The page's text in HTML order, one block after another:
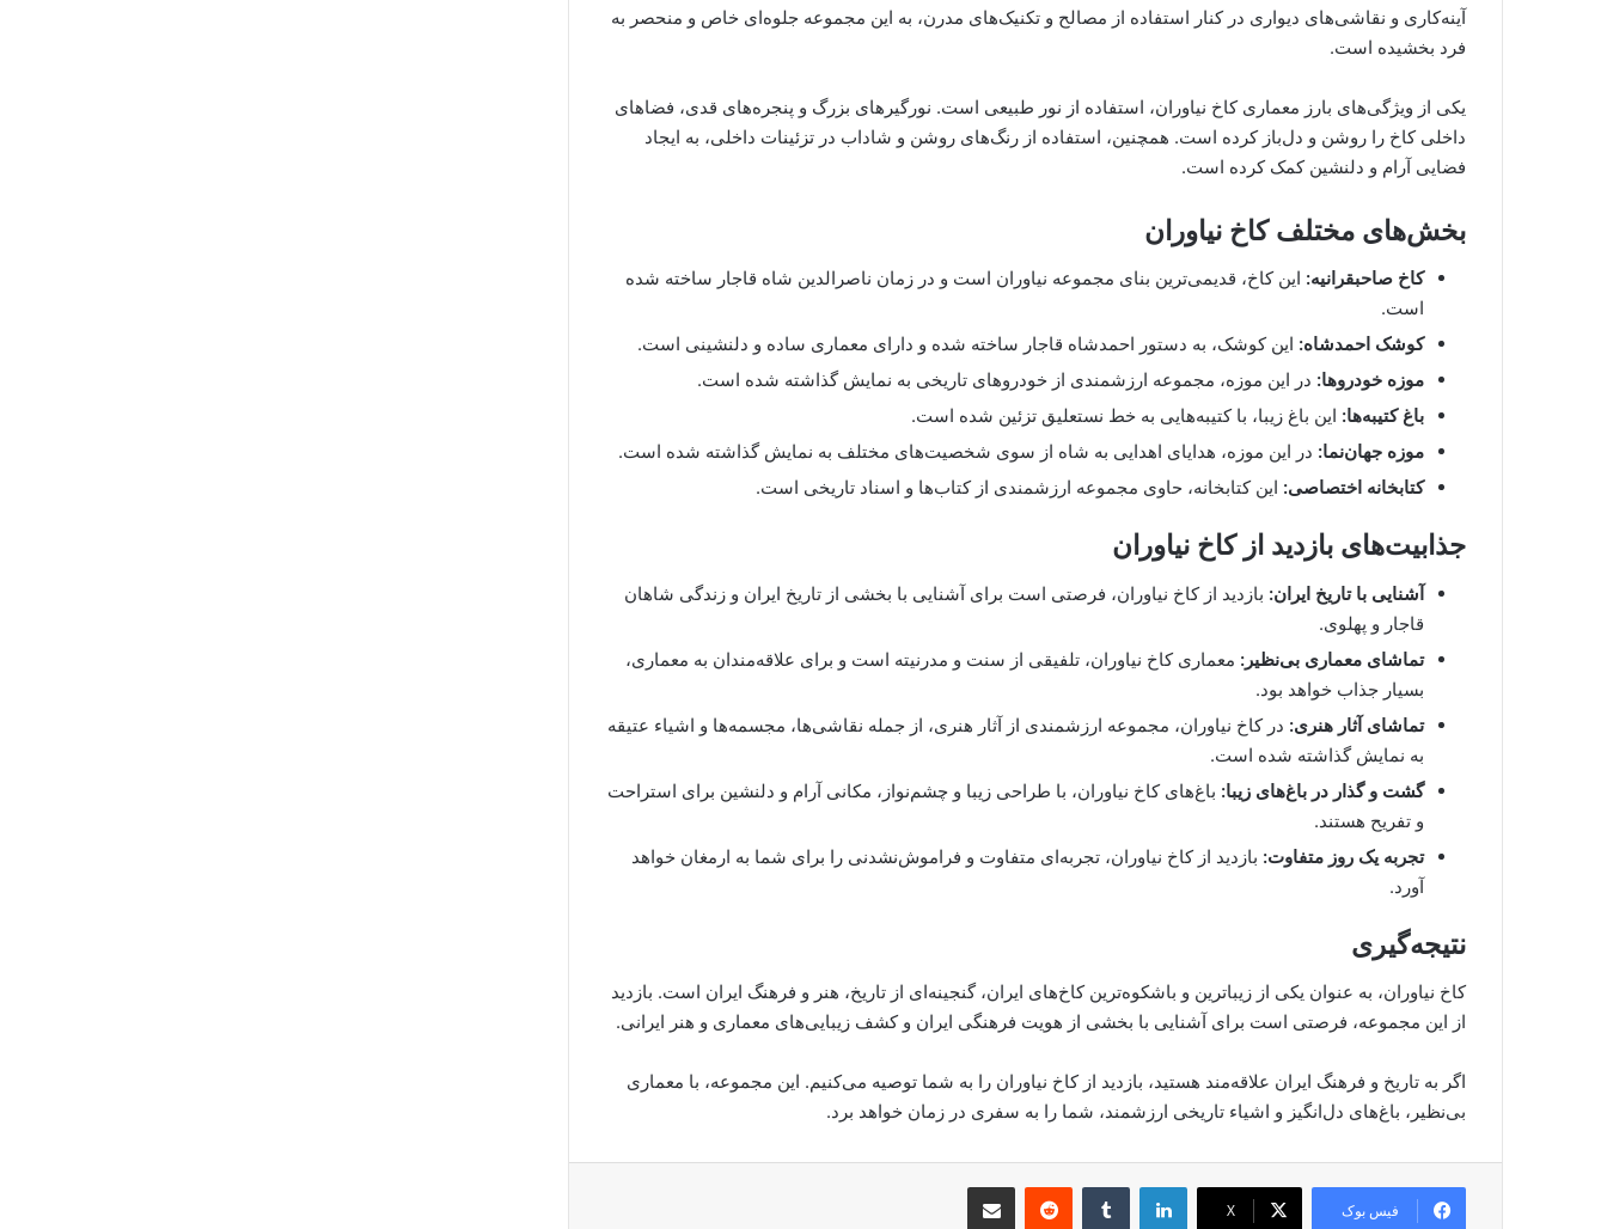
آینه‌کاری و نقاشی‌های دیواری در کنار استفاده از مصالح و تکنیک‌های مدرن، به این مجموعه جلوه‌ای خاص و منحصر به
فرد بخشیده است.
یکی از ویژگی‌های بارز معماری کاخ نیاوران، استفاده از نور طبیعی است. نورگیرهای بزرگ و پنجره‌های قدی، فضاهای
داخلی کاخ را روشن و دل‌باز کرده است. همچنین، استفاده از رنگ‌های روشن و شاداب در تزئینات داخلی، به ایجاد
فضایی آرام و دلنشین کمک کرده است.
بخش‌های مختلف کاخ نیاوران
کاخ صاحبقرانیه: این کاخ، قدیمی‌ترین بنای مجموعه نیاوران است و در زمان ناصرالدین شاه قاجار ساخته شده
است.
کوشک احمدشاه: این کوشک، به دستور احمدشاه قاجار ساخته شده و دارای معماری ساده و دلنشینی است.
موزه خودروها: در این موزه، مجموعه ارزشمندی از خودروهای تاریخی به نمایش گذاشته شده است.
باغ کتیبه‌ها: این باغ زیبا، با کتیبه‌هایی به خط نستعلیق تزئین شده است.
موزه جهان‌نما: در این موزه، هدایای اهدایی به شاه از سوی شخصیت‌های مختلف به نمایش گذاشته شده است.
کتابخانه اختصاصی: این کتابخانه، حاوی مجموعه ارزشمندی از کتاب‌ها و اسناد تاریخی است.
جذابیت‌های بازدید از کاخ نیاوران
آشنایی با تاریخ ایران: بازدید از کاخ نیاوران، فرصتی است برای آشنایی با بخشی از تاریخ ایران و زندگی شاهان
قاجار و پهلوی.
تماشای معماری بی‌نظیر: معماری کاخ نیاوران، تلفیقی از سنت و مدرنیته است و برای علاقه‌مندان به معماری،
بسیار جذاب خواهد بود.
تماشای آثار هنری: در کاخ نیاوران، مجموعه ارزشمندی از آثار هنری، از جمله نقاشی‌ها، مجسمه‌ها و اشیاء عتیقه
به نمایش گذاشته شده است.
گشت و گذار در باغ‌های زیبا: باغ‌های کاخ نیاوران، با طراحی زیبا و چشم‌نواز، مکانی آرام و دلنشین برای استراحت
و تفریح هستند.
تجربه یک روز متفاوت: بازدید از کاخ نیاوران، تجربه‌ای متفاوت و فراموش‌نشدنی را برای شما به ارمغان خواهد
آورد.
نتیجه‌گیری
کاخ نیاوران، به عنوان یکی از زیباترین و باشکوه‌ترین کاخ‌های ایران، گنجینه‌ای از تاریخ، هنر و فرهنگ ایران است. بازدید
از این مجموعه، فرصتی است برای آشنایی با بخشی از هویت فرهنگی ایران و کشف زیبایی‌های معماری و هنر ایرانی.
اگر به تاریخ و فرهنگ ایران علاقه‌مند هستید، بازدید از کاخ نیاوران را به شما توصیه می‌کنیم. این مجموعه، با معماری
بی‌نظیر، باغ‌های دل‌انگیز و اشیاء تاریخی ارزشمند، شما را به سفری در زمان خواهد برد.
فیس بوک X
لینکدین ‫تامبلر ‫رددیت اشتراک گذاری از طریق ایمیل